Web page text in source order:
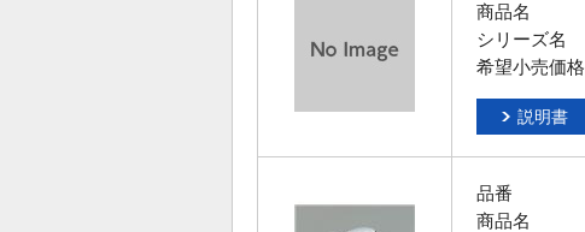
商品名
シリーズ名
希望小売価格
説明書
品番
商品名